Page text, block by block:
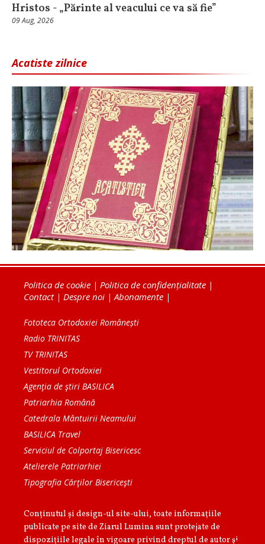
Hristos - „Părinte al veacului ce va să fie”
09 Aug, 2026
Acatiste zilnice
Politica de cookie | Politica de confidențialitate |
Contact| Despre noi | Abonamente |
Fototeca Ortodoxiei Românești
Radio TRINITAS
TV TRINITAS
Vestitorul Ortodoxiei
Agenţia de ştiri BASILICA
Patriarhia Română
Catedrala Mântuirii Neamului
BASILICA Travel
Serviciul de Colportaj Bisericesc
Atelierele Patriarhiei
Tipografia Cărţilor Bisericeşti
Conținutul și design-ul site-ului, toate informaţiile
publicate pe site de Ziarul Lumina sunt protejate de
dispoziţiile legale în vigoare privind dreptul de autor şi